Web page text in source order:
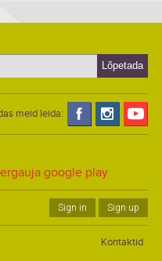
meid leida:
Sign in Sign up
Kontaktid